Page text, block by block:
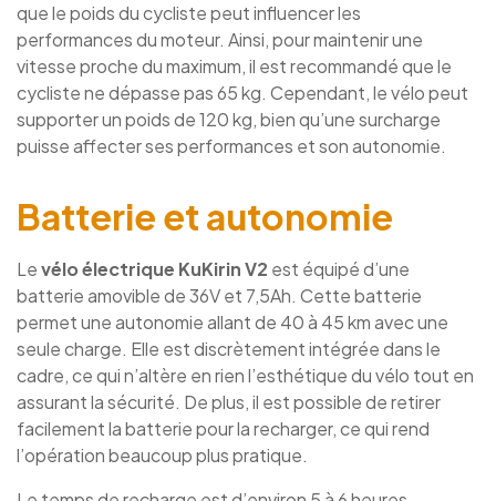
que le poids du cycliste peut influencer les
performances du moteur. Ainsi, pour maintenir une
vitesse proche du maximum, il est recommandé que le
cycliste ne dépasse pas 65 kg. Cependant, le vélo peut
supporter un poids de 120 kg, bien qu’une surcharge
puisse affecter ses performances et son autonomie.
Batterie et autonomie
Levélo électrique KuKirin V2 est équipé d’une
batterie amovible de 36V et 7,5Ah. Cette batterie
permet une autonomie allant de 40 à 45 km avec une
seule charge. Elle est discrètement intégrée dans le
cadre, ce qui n’altère en rien l’esthétique du vélo tout en
assurant la sécurité. De plus, il est possible de retirer
facilement la batterie pour la recharger, ce qui rend
l’opération beaucoup plus pratique.